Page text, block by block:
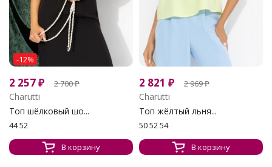
-12%
2 257₽ 2 700₽
Charutti
Топ шёлковый шо...
44 52
В корзину
2 821 ₽ 2 969₽
Charutti
Топ жёлтый льня...
50 52 54
В корзину